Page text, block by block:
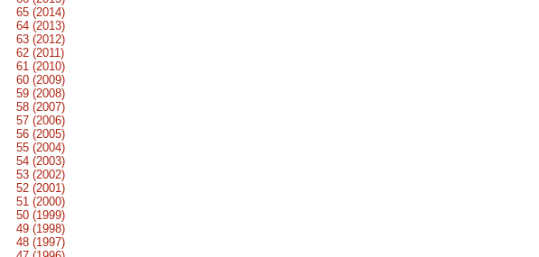
65 (2014)
64 (2013)
63 (2012)
62 (2011)
61 (2010)
60 (2009)
59 (2008)
58 (2007)
57 (2006)
56 (2005)
55 (2004)
54 (2003)
53 (2002)
52 (2001)
51 (2000)
50 (1999)
49 (1998)
48 (1997)